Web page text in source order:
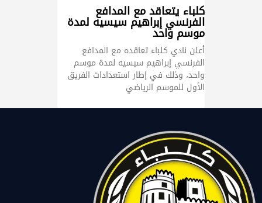
كلباء يتعاقد مع المدافع
الفرنسي إبراهيم سيسيه لمدة
موسم واحد
أعلن نادي كلباء تعاقده مع المدافع
الفرنسي إبراهيم سيسيه لمدة موسم
واحد، وذلك في إطار استعدادات الفريق
الأول للموسم الرياضي